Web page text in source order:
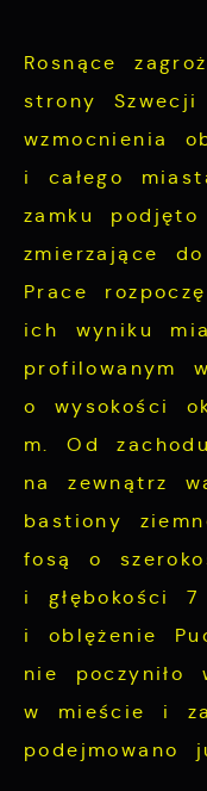
Rosnące
strony Szwecji
wzmocnienia
i całego
zamku podjęto
zmierzające
Prace
ich wyniku
profilowanym
o wysokości
m. Od
na zewnątrz
bastiony
fosą o
i głębokości
i oblężenie
nie poczyniło
w mieście i
podejmowano